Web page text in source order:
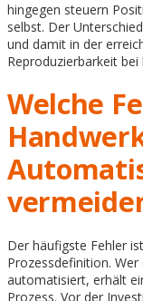
hingegen steuern
selbst. Der
und damit in der
Reproduzierbarkeit
Welche
Der häufigste Fehler
Prozessdefinition.
automatisiert, erhält
Prozess. Vor der